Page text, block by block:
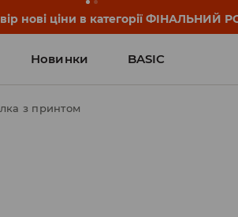
знайдеш у своєму обліковому записі
Новинки BASIC
з принтом